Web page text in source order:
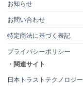
お知らせ
お問い合わせ
特定商法に基づく表記
プライバシーポリシー
・関連サイト
日本トラストテクノロジー